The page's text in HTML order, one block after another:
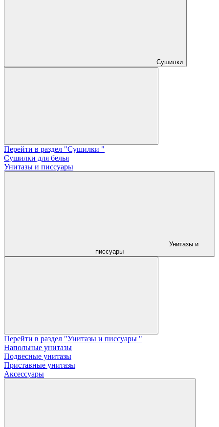
Сушилки
Перейти в раздел "Сушилки "
Сушилки для белья
Унитазы и писсуары
Унитазы и
писсуары
Перейти в раздел "Унитазы и писсуары "
Напольные унитазы
Подвесные унитазы
Приставные унитазы
Аксессуары